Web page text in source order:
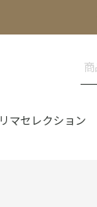
リマセレクション